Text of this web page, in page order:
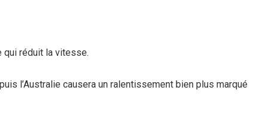
qui réduit la vitesse.
l’Australie causera un ralentissement bien plus marqué